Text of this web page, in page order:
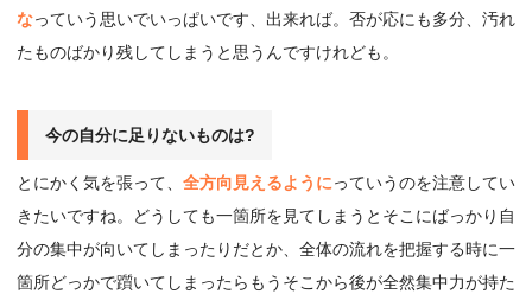
なっていう思いでいっぱいです、出来れば。否が応にも多分、汚れ
たものばかり残してしまうと思うんですけれども。
今の⾃分に⾜りないものは?
とにかく気を張って、 全方向見えるようにっていうのを注意してい
きたいですね。どうしても一箇所を見てしまうとそこにばっかり自
分の集中が向いてしまったりだとか、全体の流れを把握する時に一
箇所どっかで躓いてしまったらもうそこから後が全然集中力が持た